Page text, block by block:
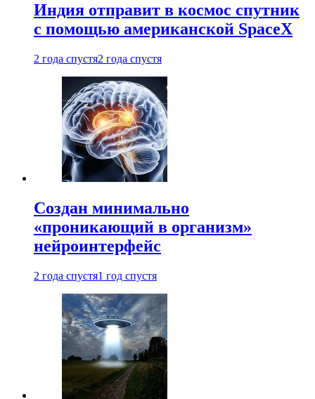
Индия отправит в космос спутник
с помощью американской SpaceX
2 года спустя2 года спустя
Создан минимально
«проникающий в организм»
нейроинтерфейс
2 года спустя1 год спустя